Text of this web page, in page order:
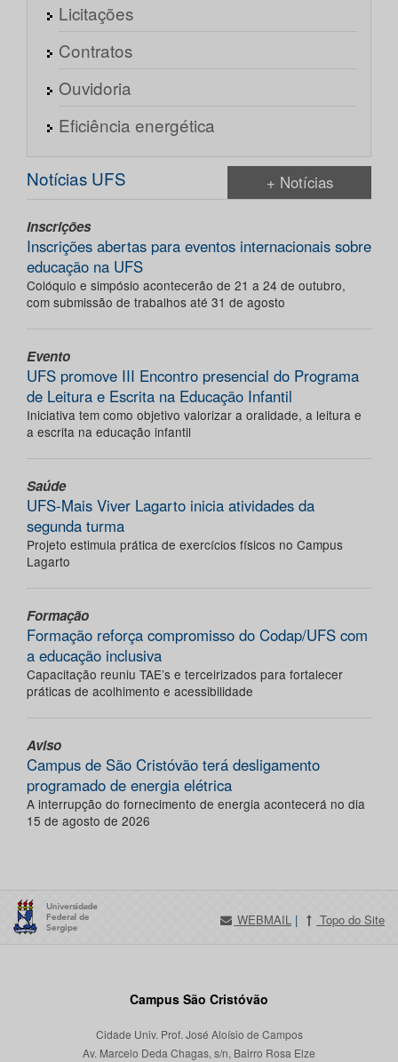
Licitações
Contratos
Ouvidoria
Eficiência energética
Notícias UFS + Notícias
Inscrições
Inscrições abertas para eventos internacionais sobre
educação na UFS
Colóquio e simpósio acontecerão de 21 a 24 de outubro,
com submissão de trabalhos até 31 de agosto
Evento
UFS promove III Encontro presencial do Programa
de Leitura e Escrita na Educação Infantil
Iniciativa tem como objetivo valorizar a oralidade, a leitura e
a escrita na educação infantil
Saúde
UFS-Mais Viver Lagarto inicia atividades da
segunda turma
Projeto estimula prática de exercícios físicos no Campus
Lagarto
Formação
Formação reforça compromisso do Codap/UFS com
a educação inclusiva
Capacitação reuniu TAE’s e terceirizados para fortalecer
práticas de acolhimento e acessibilidade
Aviso
Campus de São Cristóvão terá desligamento
programado de energia elétrica
A interrupção do fornecimento de energia acontecerá no dia
15 de agosto de 2026
WEBMAIL | Topo do Site
Campus São Cristóvão
Cidade Univ. Prof. José Aloísio de Campos
Av. Marcelo Deda Chagas, s/n, Bairro Rosa Elze